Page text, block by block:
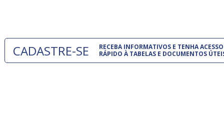
CADASTRE-SE
RECEBA INFORMATIVOS E TENHA ACESSO
RÁPIDO À TABELAS E DOCUMENTOS